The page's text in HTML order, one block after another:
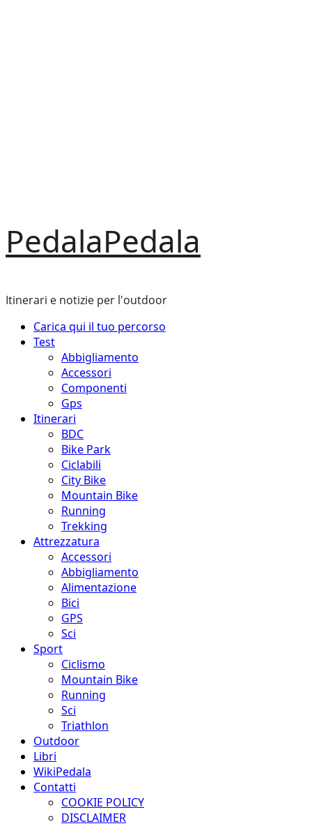
PedalaPedala
Itinerari e notizie per l'outdoor
Menu
principale
Carica qui il tuo percorso
Test
Abbigliamento
Accessori
Componenti
Gps
Itinerari
BDC
Bike Park
Ciclabili
City Bike
Mountain Bike
Running
Trekking
Attrezzatura
Accessori
Abbigliamento
Alimentazione
Bici
GPS
Sci
Sport
Ciclismo
Mountain Bike
Running
Sci
Triathlon
Outdoor
Libri
WikiPedala
Contatti
COOKIE POLICY
DISCLAIMER